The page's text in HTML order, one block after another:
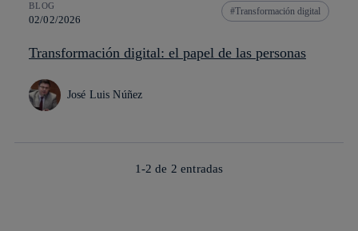
BLOG
02/02/2026
Transformación digital
Transformación digital: el papel de las personas
José Luis Núñez
1-2 de 2 entradas